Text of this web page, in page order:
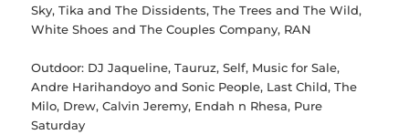
Sky, Tika and The Dissidents, The Trees and The Wild,
White Shoes and The Couples Company, RAN
Outdoor: DJ Jaqueline, Tauruz, Self, Music for Sale,
Andre Harihandoyo and Sonic People, Last Child, The
Milo, Drew, Calvin Jeremy, Endah n Rhesa, Pure
Saturday